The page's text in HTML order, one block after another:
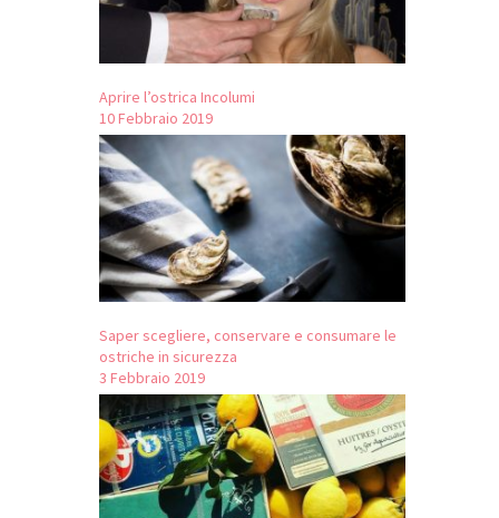
Aprire l’ostrica Incolumi
10 Febbraio 2019
Saper scegliere, conservare e consumare le
ostriche in sicurezza
3 Febbraio 2019